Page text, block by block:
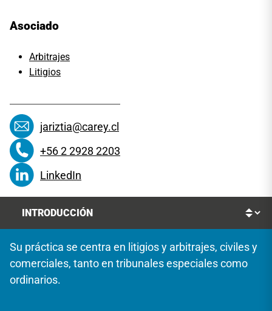
Asociado
Arbitrajes
Litigios
jariztia@carey.cl
+56 2 2928 2203
LinkedIn
Su práctica se centra en litigios y arbitrajes, civiles y
comerciales, tanto en tribunales especiales como
ordinarios.